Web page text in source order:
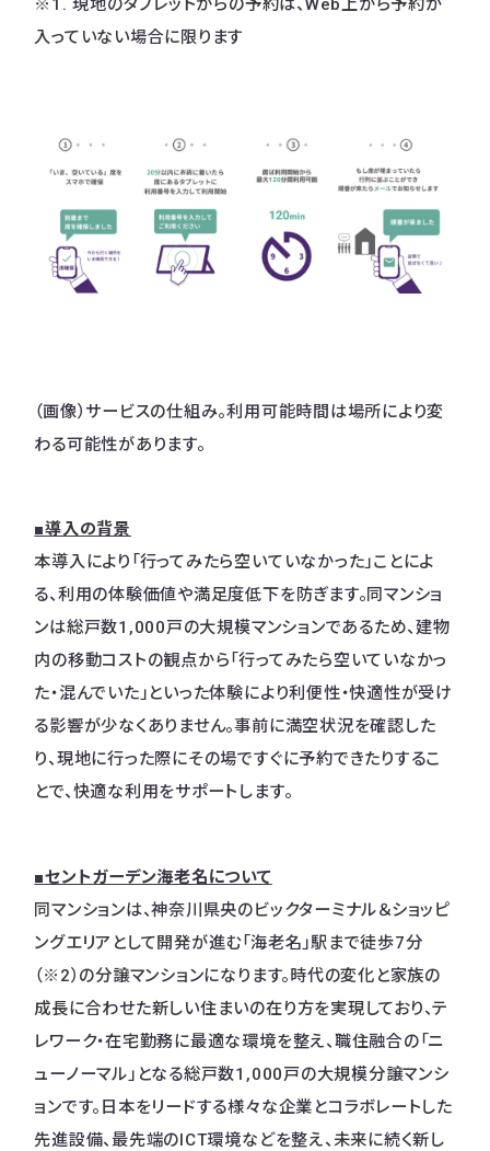
※1. 現地のタブレットからの予約は、Web上から予約が
入っていない場合に限ります
（画像）サービスの仕組み。利用可能時間は場所により変
わる可能性があります。
■導入の背景
本導入により「行ってみたら空いていなかった」ことによ
る、利用の体験価値や満足度低下を防ぎます。同マンショ
ンは総戸数1,000戸の大規模マンションであるため、建物
内の移動コストの観点から「行ってみたら空いていなかっ
た・混んでいた」といった体験により利便性・快適性が受け
る影響が少なくありません。事前に満空状況を確認した
り、現地に行った際にその場ですぐに予約できたりするこ
とで、快適な利用をサポートします。
■セントガーデン海老名について
同マンションは、神奈川県央のビックターミナル＆ショッピ
ングエリアとして開発が進む「海老名」駅まで徒歩7分
（※2）の分譲マンションになります。時代の変化と家族の
成長に合わせた新しい住まいの在り方を実現しており、テ
レワーク・在宅勤務に最適な環境を整え、職住融合の「ニ
ューノーマル」となる総戸数1,000戸の大規模分譲マンシ
ョンです。日本をリードする様々な企業とコラボレートした
先進設備、最先端のICT環境などを整え、未来に続く新し